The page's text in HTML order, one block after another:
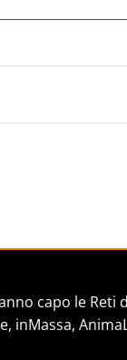
capo le
inMassa,